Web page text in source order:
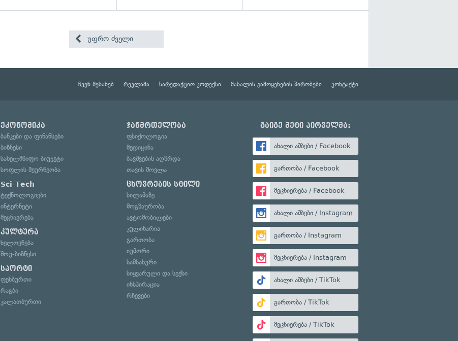
უფრო ძველი
ჩვენ შესახებ რეკლამა სარედაქციო კოდექსი მასალის გამოყენების პირობები კონტაქტი
ეკონომიკა
ბანკები და ფინანსები
ბიზნესი
სახელმწიფო ბიუჯეტი
სოფლის მეურნეობა
Sci-Tech
ტექნოლოგიები
ინტერნეტი
მეცნიერება
კულტურა
ხელოვნება
შოუ-ბიზნესი
სპორტი
ფეხბურთი
რაგბი
კალათბურთი
ჯანმრთელობა
ფსიქოლოგია
მედიცინა
ბავშვების აღზრდა
თავის მოვლა
ცხოვრების სტილი
სილამაზე
მოგზაურობა
ავტომობილები
კულინარია
გართობა
იუმორი
სამსახური
სიყვარული და სექსი
ინსპირაცია
რჩევები
გაიგე მეტი პირველმა:
ახალი ამბები / Facebook
გართობა / Facebook
მეცნიერება / Facebook
ახალი ამბები / Instagram
გართობა / Instagram
მეცნიერება / Instagram
ახალი ამბები / TikTok
გართობა / TikTok
მეცნიერება / TikTok